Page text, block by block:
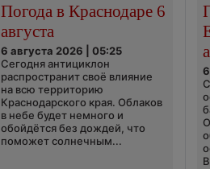
Погода в Краснодаре 6
августа
6 августа 2026 | 05:25
Сегодня антициклон
распространит своё влияние
на всю территорию
Краснодарского края. Облаков
в небе будет немного и
обойдётся без дождей, что
поможет солнечным...